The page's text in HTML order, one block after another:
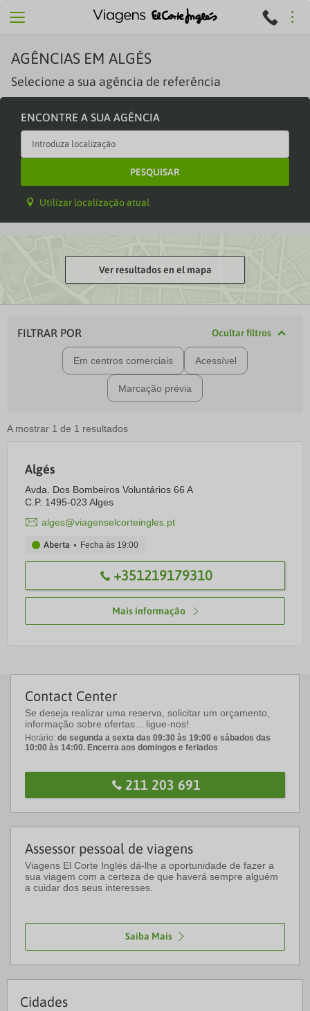
AGÊNCIAS EM ALGÉS
Selecione a sua agência de referência
ENCONTRE A SUA AGÊNCIA
PESQUISAR
Utilizar localização atual
Ver resultados en el mapa
FILTRAR POR Ocultar filtros
Em centros comerciais Acessível
Marcação prévia
A mostrar 1 de 1 resultados
Algés
Avda. Dos Bombeiros Voluntários 66 A
C.P. 1495-023 Alges
alges@viagenselcorteingles.pt
+351219179310
Aberta Fecha às 19:00
Mais informação
Contact Center
Se deseja realizar uma reserva, solicitar um orçamento,
informação sobre ofertas... ligue-nos!
Horário: de segunda a sexta das 09:30 às 19:00 e sábados das
10:00 às 14:00. Encerra aos domingos e feriados
211 203 691
Assessor pessoal de viagens
Viagens El Corte Inglés dá-lhe a oportunidade de fazer a
sua viagem com a certeza de que haverá sempre alguém
a cuidar dos seus interesses.
Saiba Mais
Cidades